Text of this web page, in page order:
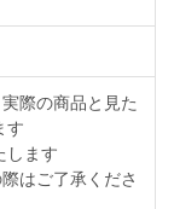
際の商品と見た
す
します
はご了承くださ